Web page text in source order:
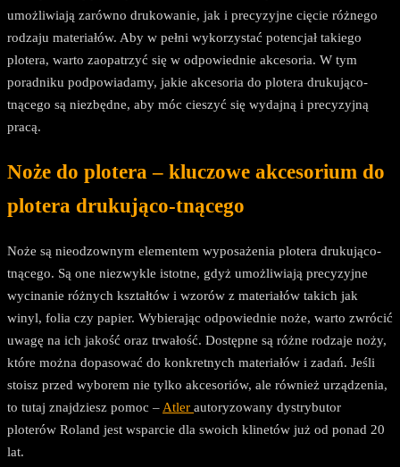
umożliwiają zarówno drukowanie, jak i precyzyjne cięcie różnego
rodzaju materiałów. Aby w pełni wykorzystać potencjał takiego
plotera, warto zaopatrzyć się w odpowiednie akcesoria. W tym
poradniku podpowiadamy, jakie akcesoria do plotera drukująco-
tnącego są niezbędne, aby móc cieszyć się wydajną i precyzyjną
pracą.
Noże do plotera – kluczowe akcesorium do
plotera drukująco-tnącego
Noże są nieodzownym elementem wyposażenia plotera drukująco-
tnącego. Są one niezwykle istotne, gdyż umożliwiają precyzyjne
wycinanie różnych kształtów i wzorów z materiałów takich jak
winyl, folia czy papier. Wybierając odpowiednie noże, warto zwrócić
uwagę na ich jakość oraz trwałość. Dostępne są różne rodzaje noży,
które można dopasować do konkretnych materiałów i zadań. Jeśli
stoisz przed wyborem nie tylko akcesoriów, ale również urządzenia,
to tutaj znajdziesz pomoc – Atler autoryzowany dystrybutor
ploterów Roland jest wsparcie dla swoich klinetów już od ponad 20
lat.